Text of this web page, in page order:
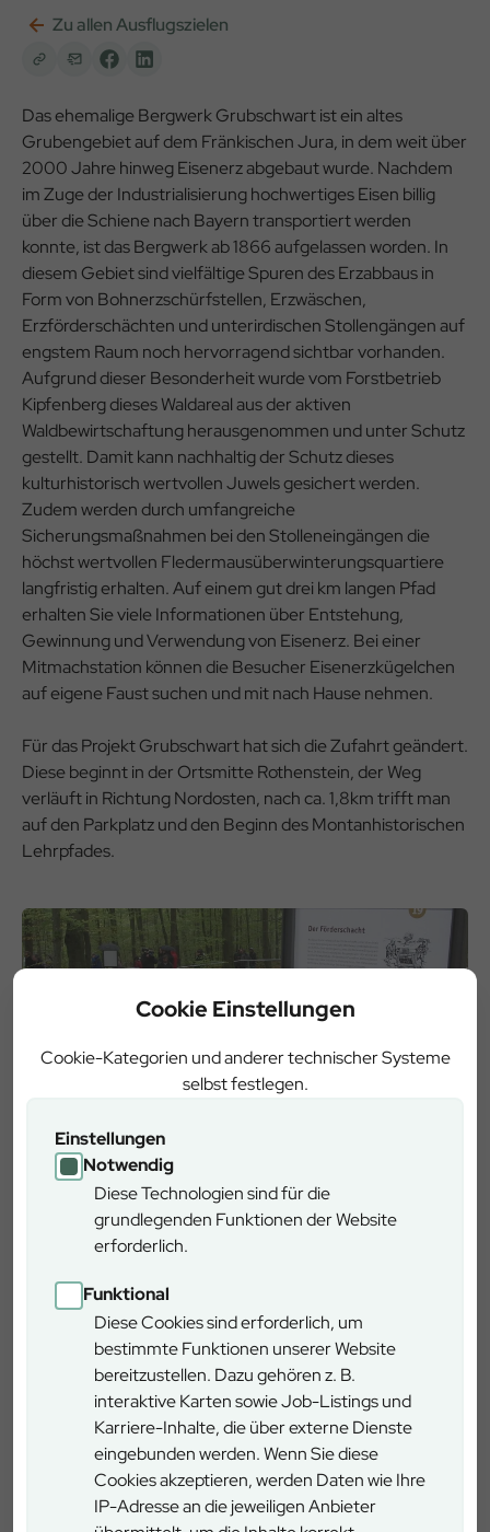
Cookie Einstellungen
Cookie-Kategorien und anderer technischer Systeme
selbst festlegen.
Einstellungen
Notwendig
Diese Technologien sind für die
grundlegenden Funktionen der Website
erforderlich.
Funktional
Diese Cookies sind erforderlich, um
bestimmte Funktionen unserer Website
bereitzustellen. Dazu gehören z. B.
interaktive Karten sowie Job-Listings und
Karriere-Inhalte, die über externe Dienste
eingebunden werden. Wenn Sie diese
Cookies akzeptieren, werden Daten wie Ihre
IP-Adresse an die jeweiligen Anbieter
Zu allen Ausflugszielen
Das ehemalige Bergwerk Grubschwart ist ein altes
Grubengebiet auf dem Fränkischen Jura, in dem weit über
2000 Jahre hinweg Eisenerz abgebaut wurde. Nachdem
im Zuge der Industrialisierung hochwertiges Eisen billig
über die Schiene nach Bayern transportiert werden
konnte, ist das Bergwerk ab 1866 aufgelassen worden. In
diesem Gebiet sind vielfältige Spuren des Erzabbaus in
Form von Bohnerzschürfstellen, Erzwäschen,
Erzförderschächten und unterirdischen Stollengängen auf
engstem Raum noch hervorragend sichtbar vorhanden.
Aufgrund dieser Besonderheit wurde vom Forstbetrieb
Kipfenberg dieses Waldareal aus der aktiven
Waldbewirtschaftung herausgenommen und unter Schutz
gestellt. Damit kann nachhaltig der Schutz dieses
kulturhistorisch wertvollen Juwels gesichert werden.
Zudem werden durch umfangreiche
Sicherungsmaßnahmen bei den Stolleneingängen die
höchst wertvollen Fledermausüberwinterungsquartiere
langfristig erhalten. Auf einem gut drei km langen Pfad
erhalten Sie viele Informationen über Entstehung,
Gewinnung und Verwendung von Eisenerz. Bei einer
Mitmachstation können die Besucher Eisenerzkügelchen
auf eigene Faust suchen und mit nach Hause nehmen.
Für das Projekt Grubschwart hat sich die Zufahrt geändert.
Diese beginnt in der Ortsmitte Rothenstein, der Weg
verläuft in Richtung Nordosten, nach ca. 1,8km trifft man
auf den Parkplatz und den Beginn des Montanhistorischen
Lehrpfades.
Audioguides
Kostenloser Download aus dem itunes-Store
Details
Zeitbedarf 2 Stunden